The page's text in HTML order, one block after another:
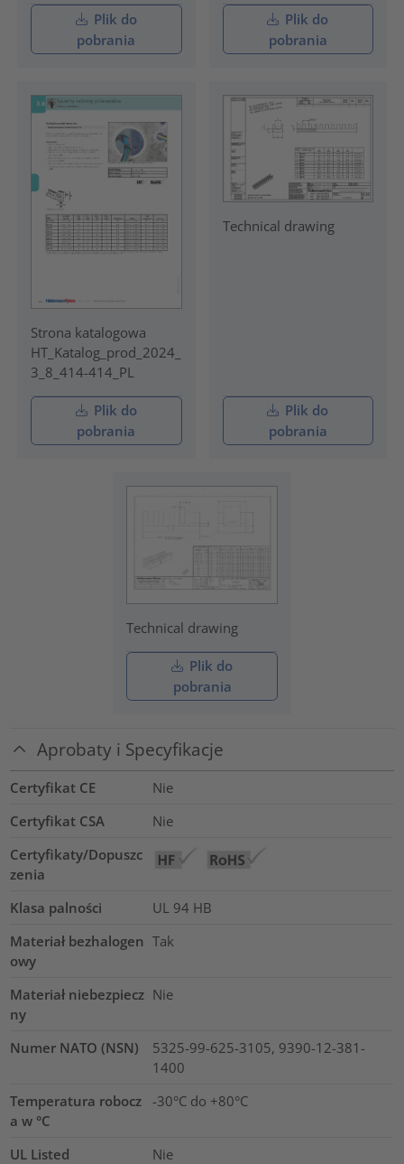
Plik do
pobrania
Plik do
pobrania
Strona katalogowa
HT_Katalog_prod_2024_
3_8_414-414_PL
Plik do
pobrania
Technical drawing
Plik do
pobrania
Technical drawing
Plik do
pobrania
Aprobaty i Specyfikacje
Certyfikat CE
Nie
Certyfikat CSA
Nie
Certyfikaty/Dopuszc
zenia
Klasa palności
UL 94 HB
Materiał bezhalogen
owy
Tak
Materiał niebezpiecz
ny
Nie
Numer NATO (NSN)
5325-99-625-3105, 9390-12-381-
1400
Temperatura robocz
a w °C
-30°C do +80°C
UL Listed
Nie